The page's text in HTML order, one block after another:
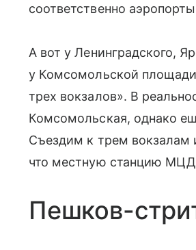
соответственно
А вот у Ленинградского,
у Комсомольской
трех вокзалов». В
Комсомольская, однако
Съездим к трем вокзалам
что местную станцию МЦД
Пешков-